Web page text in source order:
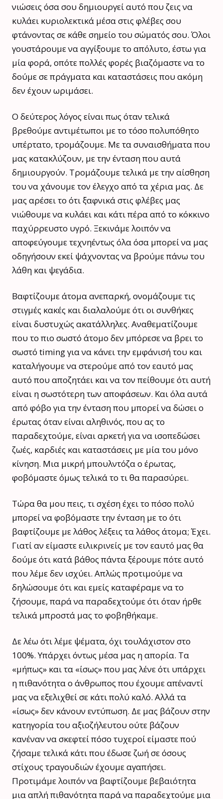
νιώσεις όσα σου δημιουργεί αυτό που ζεις να
κυλάει κυριολεκτικά μέσα στις φλέβες σου
φτάνοντας σε κάθε σημείο του σώματός σου. Όλοι
γουστάρουμε να αγγίξουμε το απόλυτο, έστω για
μία φορά, οπότε πολλές φορές βιαζόμαστε να το
δούμε σε πράγματα και καταστάσεις που ακόμη
δεν έχουν ωριμάσει.
Ο δεύτερος λόγος είναι πως όταν τελικά
βρεθούμε αντιμέτωποι με το τόσο πολυπόθητο
υπέρτατο, τρομάζουμε. Με τα συναισθήματα που
μας κατακλύζουν, με την ένταση που αυτά
δημιουργούν. Τρομάζουμε τελικά με την αίσθηση
του να χάνουμε τον έλεγχο από τα χέρια μας. Δε
μας αρέσει το ότι ξαφνικά στις φλέβες μας
νιώθουμε να κυλάει και κάτι πέρα από το κόκκινο
παχύρρευστο υγρό. Ξεκινάμε λοιπόν να
αποφεύγουμε τεχνηέντως όλα όσα μπορεί να μας
οδηγήσουν εκεί ψάχνοντας να βρούμε πάνω του
λάθη και ψεγάδια.
Βαφτίζουμε άτομα ανεπαρκή, ονομάζουμε τις
στιγμές κακές και διαλαλούμε ότι οι συνθήκες
είναι δυστυχώς ακατάλληλες. Αναθεματίζουμε
που το πιο σωστό άτομο δεν μπόρεσε να βρει το
σωστό timing για να κάνει την εμφάνισή του και
καταλήγουμε να στερούμε από τον εαυτό μας
αυτό που αποζητάει και να τον πείθουμε ότι αυτή
είναι η σωστότερη των αποφάσεων. Και όλα αυτά
από φόβο για την ένταση που μπορεί να δώσει ο
έρωτας όταν είναι αληθινός, που ας το
παραδεχτούμε, είναι αρκετή για να ισοπεδώσει
ζωές, καρδιές και καταστάσεις με μία του μόνο
κίνηση. Μια μικρή μπουλντόζα ο έρωτας,
φοβόμαστε όμως τελικά το τι θα παρασύρει.
Τώρα θα μου πεις, τι σχέση έχει το πόσο πολύ
μπορεί να φοβόμαστε την ένταση με το ότι
βαφτίζουμε με λάθος λέξεις τα λάθος άτομα; Έχει.
Γιατί αν είμαστε ειλικρινείς με τον εαυτό μας θα
δούμε ότι κατά βάθος πάντα ξέρουμε πότε αυτό
που λέμε δεν ισχύει. Απλώς προτιμούμε να
δηλώσουμε ότι και εμείς καταφέραμε να το
ζήσουμε, παρά να παραδεχτούμε ότι όταν ήρθε
τελικά μπροστά μας το φοβηθήκαμε.
Δε λέω ότι λέμε ψέματα, όχι τουλάχιστον στο
100%. Υπάρχει όντως μέσα μας η απορία. Τα
«μήπως» και τα «ίσως» που μας λένε ότι υπάρχει
η πιθανότητα ο άνθρωπος που έχουμε απέναντί
μας να εξελιχθεί σε κάτι πολύ καλό. Αλλά τα
«ίσως» δεν κάνουν εντύπωση. Δε μας βάζουν στην
κατηγορία του αξιοζήλευτου ούτε βάζουν
κανέναν να σκεφτεί πόσο τυχεροί είμαστε πού
ζήσαμε τελικά κάτι που έδωσε ζωή σε όσους
στίχους τραγουδιών έχουμε αγαπήσει.
Προτιμάμε λοιπόν να βαφτίζουμε βεβαιότητα
μια απλή πιθανότητα παρά να παραδεχτούμε μια